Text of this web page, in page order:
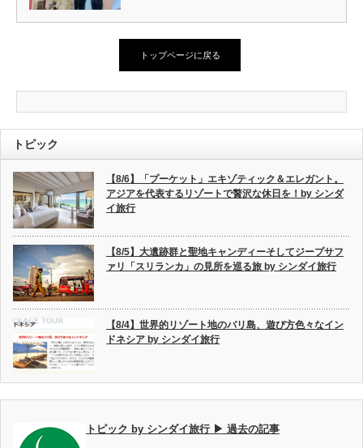
トップページに戻る
トピック
【8/6】「プーケット」エキゾティック＆エレガント。
アジアを代表するリゾートで贅沢な休日を！by シンダ
イ旅行
【8/5】大遺跡群と聖地キャンディーそしてジープサフ
ァリ「スリランカ」の見所を巡る旅 by シンダイ旅行
【8/4】世界的リゾート地のバリ島、遊び方色々なイン
ドネシア by シンダイ旅行
トピック by シンダイ旅行 ▶ 過去の記事